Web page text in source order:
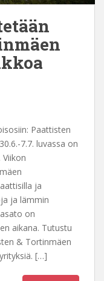
Paattisten
7.7. luvassa on
ja
ja lämmin
on
aikana. Tutustu
& Tortinmäen
[…]